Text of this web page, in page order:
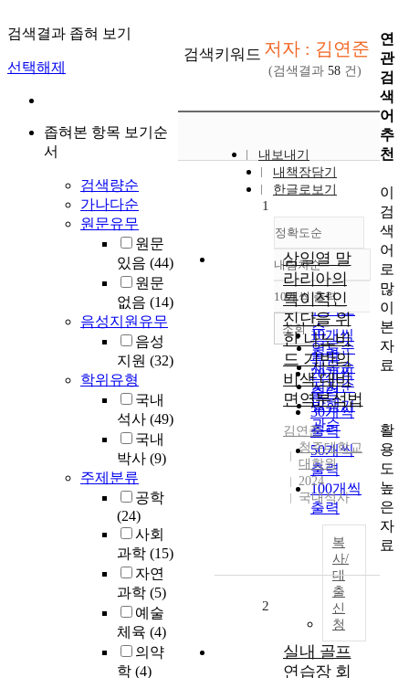
검색결과 좁혀 보기
선택해제
좁혀본 항목 보기순
서
검색량순
가나다순
원문유무
원문
있음 (44)
원문
없음 (14)
음성지원유무
음성
지원 (32)
학위유형
국내
석사 (49)
국내
박사 (9)
주제분류
공학
(24)
사회
과학 (15)
자연
과학 (5)
예술
체육 (4)
의약
학 (4)
검색키워드 저자 : 김연준
(검색결과 58 건)
내보내기
내책장담기
한글로보기
정확도순
정확도
순
인기도
순
연도순
제목순
저자순
발행기
관순
내림차순
내림차순
10개씩 출력
10개씩
출력
20개씩
출력
30개씩
출력
50개씩
출력
100개씩
출력
조회
1
삼일열 말
라리아의
특이적인
진단을 위
한 나노비
드 기반의
비색 대비
면역분석법
김연준
청주대학교
대학원
2024
국내석사
복
사/
대
출
신
청
2
실내 골프
연습장 회
연
관
검
색
어
추
천
이
검
색
어
로
많
이
본
자
료
활
용
도
높
은
자
료